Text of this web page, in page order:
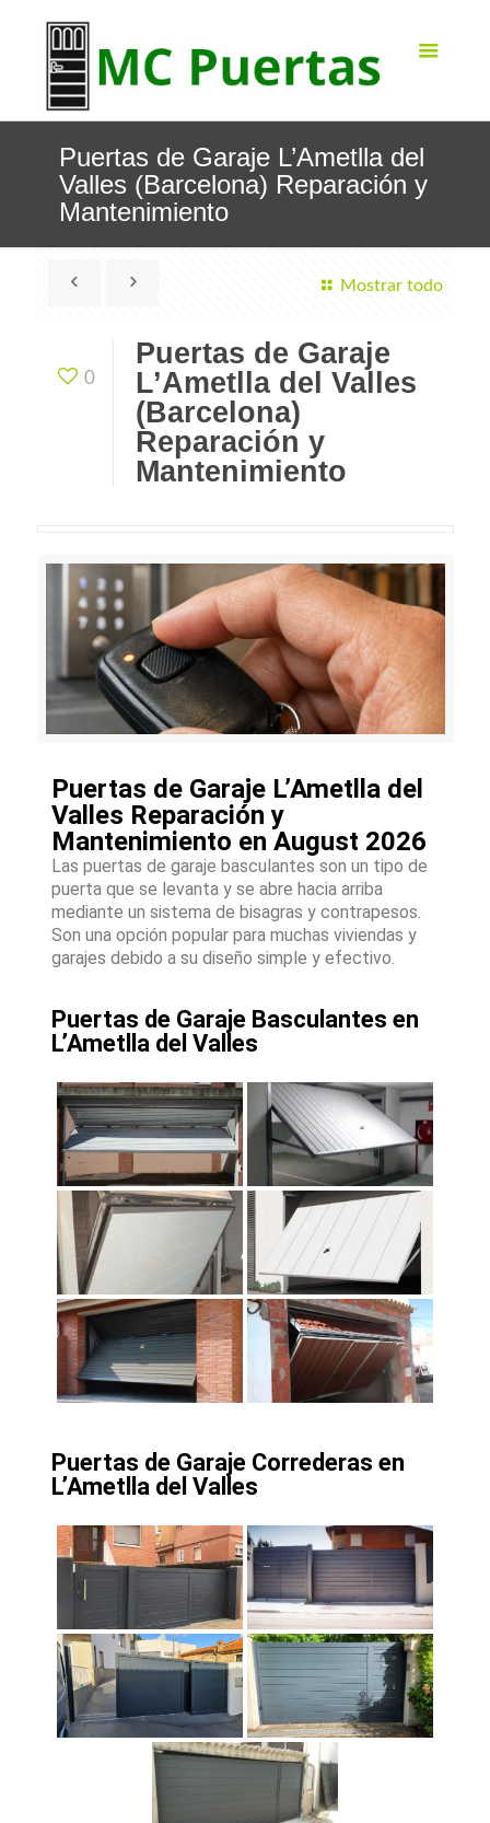
Puertas de Garaje L’Ametlla del
Valles (Barcelona) Reparación y
Mantenimiento
Mostrar todo
0
Puertas de Garaje
L’Ametlla del Valles
(Barcelona)
Reparación y
Mantenimiento
Puertas de Garaje L’Ametlla del
Valles Reparación y
Mantenimiento en August 2026
Las puertas de garaje basculantes son un tipo de
puerta que se levanta y se abre hacia arriba
mediante un sistema de bisagras y contrapesos.
Son una opción popular para muchas viviendas y
garajes debido a su diseño simple y efectivo.
Puertas de Garaje Basculantes en
L’Ametlla del Valles
Puertas de Garaje Correderas en
L’Ametlla del Valles